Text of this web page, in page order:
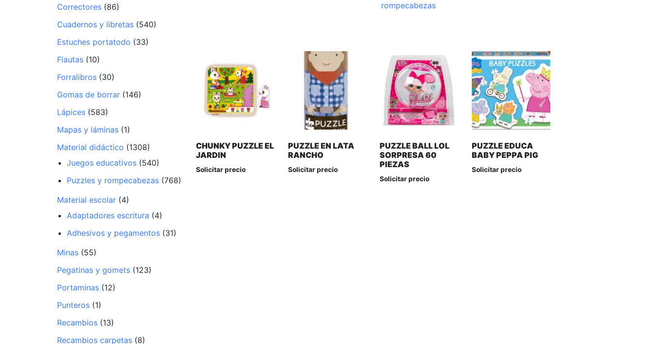
Correctores (86)
Cuadernos y libretas (540)
Estuches portatodo (33)
Flautas (10)
Forralibros (30)
Gomas de borrar (146)
Lápices (583)
Mapas y láminas (1)
Material didáctico (1308)
Juegos educativos (540)
Puzzles y rompecabezas (768)
Material escolar (4)
Adaptadores escritura (4)
Adhesivos y pegamentos (31)
Minas (55)
Pegatinas y gomets (123)
Portaminas (12)
Punteros (1)
Recambios (13)
Recambios carpetas (8)
rompecabezas
CHUNKY PUZZLE EL
JARDIN
Solicitar precio
PUZZLE EN LATA
RANCHO
Solicitar precio
PUZZLE BALL LOL
SORPRESA 60
PIEZAS
Solicitar precio
PUZZLE EDUCA
BABY PEPPA PIG
Solicitar precio